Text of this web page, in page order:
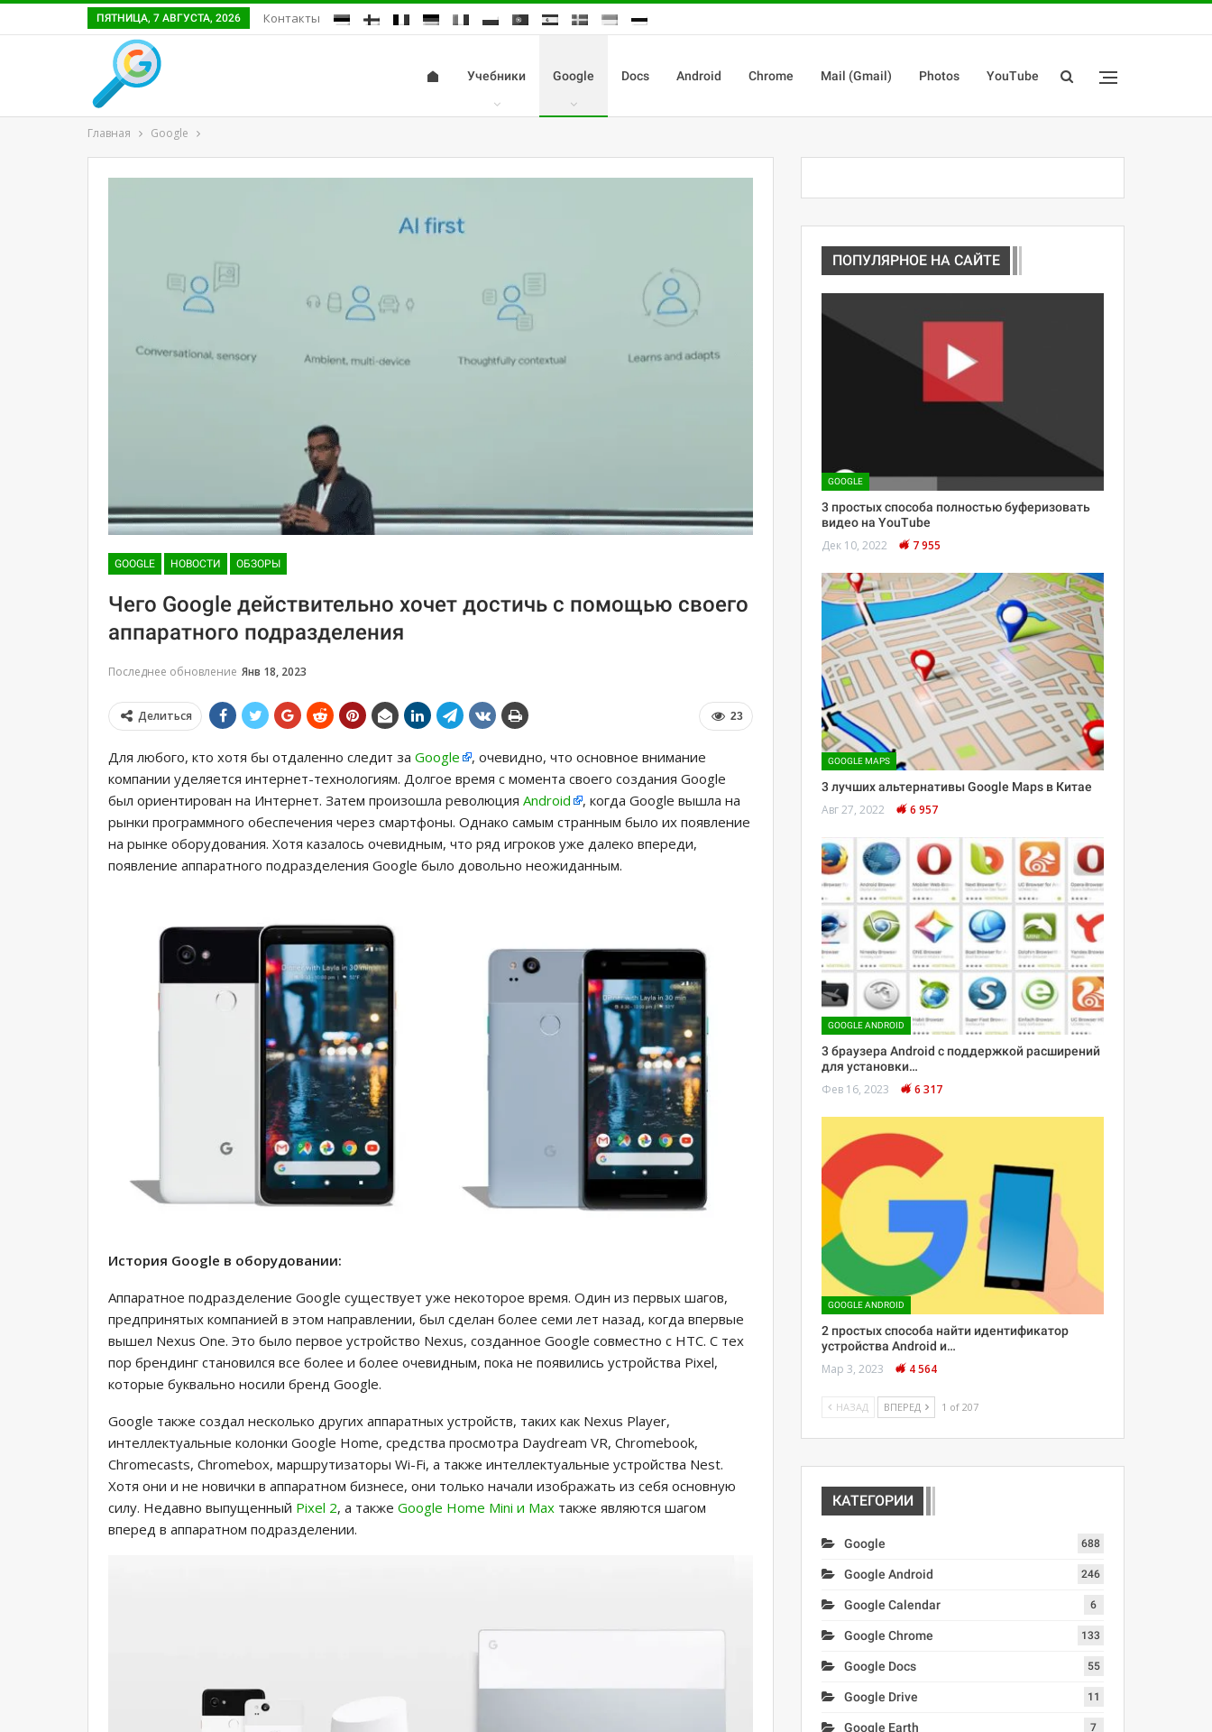
ПЯТНИЦА, 7 АВГУСТА, 2026 Контакты
Учебники Google Docs Android Chrome Mail (Gmail) Photos YouTube
Главная Google
GOOGLE НОВОСТИ ОБЗОРЫ
Чего Google действительно хочет достичь с помощью своего
аппаратного подразделения
Последнее обновление Янв 18, 2023
23
Делиться
Для любого, кто хотя бы отдаленно следит за Google
, очевидно, что основное внимание
компании уделяется интернет-технологиям. Долгое время с момента своего создания Google
был ориентирован на Интернет. Затем произошла революция Android
, когда Google вышла на
рынки программного обеспечения через смартфоны. Однако самым странным было их появление
на рынке оборудования. Хотя казалось очевидным, что ряд игроков уже далеко впереди,
появление аппаратного подразделения Google было довольно неожиданным.
История Google в оборудовании:
Аппаратное подразделение Google существует уже некоторое время. Один из первых шагов,
предпринятых компанией в этом направлении, был сделан более семи лет назад, когда впервые
вышел Nexus One. Это было первое устройство Nexus, созданное Google совместно с HTC. С тех
пор брендинг становился все более и более очевидным, пока не появились устройства Pixel,
которые буквально носили бренд Google.
Google также создал несколько других аппаратных устройств, таких как Nexus Player,
интеллектуальные колонки Google Home, средства просмотра Daydream VR, Chromebook,
Chromecasts, Chromebox, маршрутизаторы Wi-Fi, а также интеллектуальные устройства Nest.
Хотя они и не новички в аппаратном бизнесе, они только начали изображать из себя основную
силу. Недавно выпущенный Pixel 2, а также Google Home Mini и Max также являются шагом
вперед в аппаратном подразделении.
ПОПУЛЯРНОЕ НА САЙТЕ
GOOGLE
3 простых способа полностью буферизовать
видео на YouTube
Дек 10, 2022 7 955
GOOGLE MAPS
3 лучших альтернативы Google Maps в Китае
Авг 27, 2022 6 957
GOOGLE ANDROID
3 браузера Android с поддержкой расширений
для установки…
Фев 16, 2023 6 317
GOOGLE ANDROID
2 простых способа найти идентификатор
устройства Android и…
Мар 3, 2023 4 564
НАЗАД ВПЕРЕД 1 of 207
КАТЕГОРИИ
Google 688
Google Android 246
Google Calendar 6
Google Chrome 133
Google Docs 55
Google Drive 11
Google Earth 7